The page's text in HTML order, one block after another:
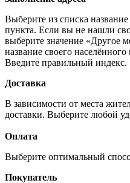
Выберите из списка
пункта. Если вы не нашли
выберите значение «Другое
название своего
Введите правильный индекс.
Доставка
В зависимости от места
доставки. Выберите любой
Оплата
Выберите оптимальный
Покупатель